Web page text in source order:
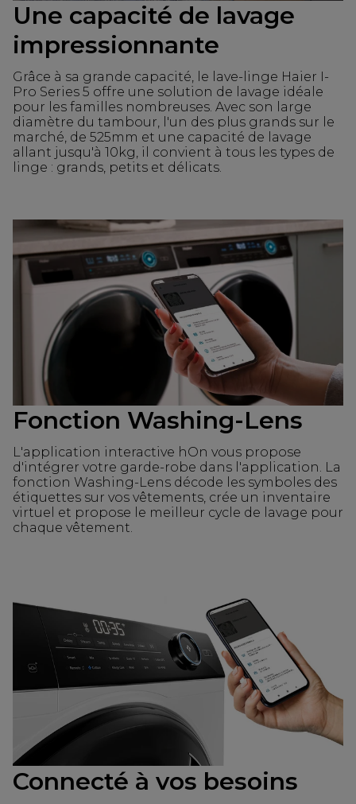
Une capacité de lavage
impressionnante
Grâce à sa grande capacité, le lave-linge Haier I-
Pro Series 5 offre une solution de lavage idéale
pour les familles nombreuses. Avec son large
diamètre du tambour, l'un des plus grands sur le
marché, de 525mm et une capacité de lavage
allant jusqu'à 10kg, il convient à tous les types de
linge : grands, petits et délicats.
Fonction Washing-Lens
L'application interactive hOn vous propose
d'intégrer votre garde-robe dans l'application. La
fonction Washing-Lens décode les symboles des
étiquettes sur vos vêtements, crée un inventaire
virtuel et propose le meilleur cycle de lavage pour
chaque vêtement.
Connecté à vos besoins